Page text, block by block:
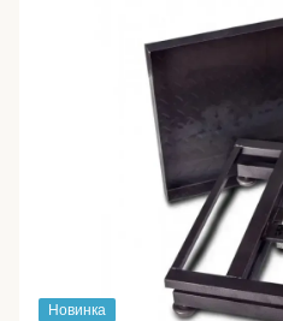
Новинка